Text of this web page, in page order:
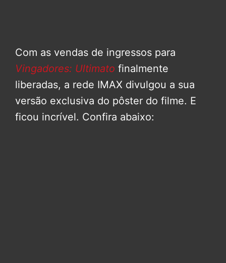
Com as vendas de ingressos para
Vingadores: Ultimato finalmente
liberadas, a rede IMAX divulgou a sua
versão exclusiva do pôster do filme. E
ficou incrível. Confira abaixo: